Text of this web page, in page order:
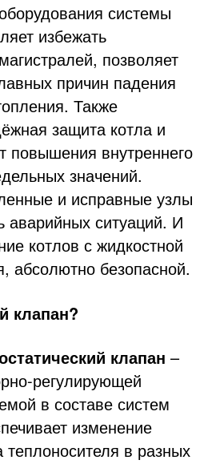
системы
избежать
позволяет
причин падения
Также
защита котла и
повышения внутреннего
значений.
и исправные узлы
аварийных ситуаций. И
котлов с жидкостной
абсолютно безопасной.
клапан?
клапан –
регулирующей
в составе систем
изменение
в разных